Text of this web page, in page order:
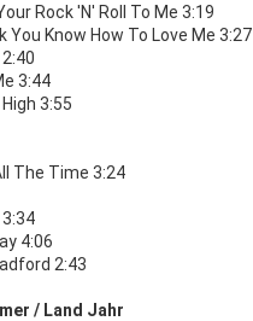
Rock 'N' Roll To Me 3:19
You Know How To Love Me 3:27
3:44
3:55
The Time 3:24
4:06
2:43
/ Land Jahr